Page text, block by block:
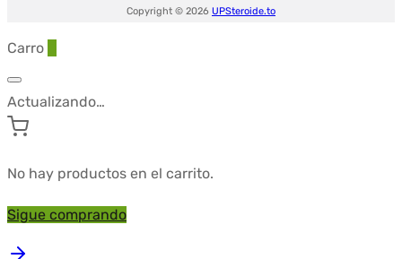
Copyright © 2026 UPSteroide.to
Carro
Actualizando…
No hay productos en el carrito.
Sigue comprando